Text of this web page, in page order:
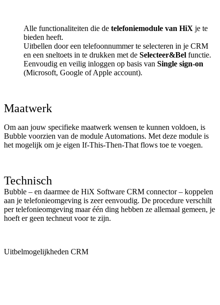
Alle functionaliteiten die de telefoniemodule van HiX je te
bieden heeft.
Uitbellen door een telefoonnummer te selecteren in je CRM
en een sneltoets in te drukken met de Selecteer&Bel functie.
Eenvoudig en veilig inloggen op basis van Single sign-on
(Microsoft, Google of Apple account).
Maatwerk
Om aan jouw specifieke maatwerk wensen te kunnen voldoen, is
Bubble voorzien van de module Automations. Met deze module is
het mogelijk om je eigen If-This-Then-That flows toe te voegen.
Technisch
Bubble – en daarmee de HiX Software CRM connector – koppelen
aan je telefonieomgeving is zeer eenvoudig. De procedure verschilt
per telefonieomgeving maar één ding hebben ze allemaal gemeen, je
hoeft er geen techneut voor te zijn.
Uitbelmogelijkheden CRM